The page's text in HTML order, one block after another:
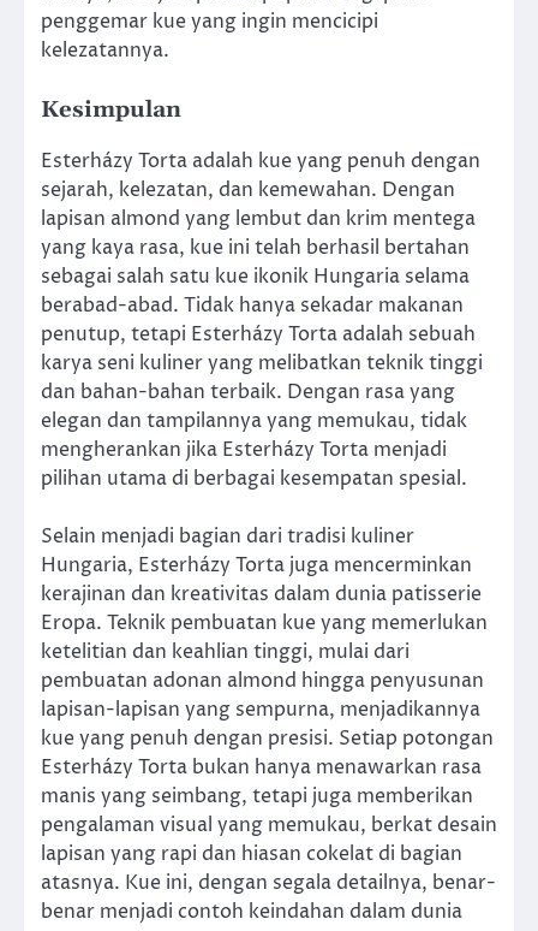
penggemar kue yang ingin mencicipi
kelezatannya.
Kesimpulan
Esterházy Torta adalah kue yang penuh dengan
sejarah, kelezatan, dan kemewahan. Dengan
lapisan almond yang lembut dan krim mentega
yang kaya rasa, kue ini telah berhasil bertahan
sebagai salah satu kue ikonik Hungaria selama
berabad-abad. Tidak hanya sekadar makanan
penutup, tetapi Esterházy Torta adalah sebuah
karya seni kuliner yang melibatkan teknik tinggi
dan bahan-bahan terbaik. Dengan rasa yang
elegan dan tampilannya yang memukau, tidak
mengherankan jika Esterházy Torta menjadi
pilihan utama di berbagai kesempatan spesial.
Selain menjadi bagian dari tradisi kuliner
Hungaria, Esterházy Torta juga mencerminkan
kerajinan dan kreativitas dalam dunia patisserie
Eropa. Teknik pembuatan kue yang memerlukan
ketelitian dan keahlian tinggi, mulai dari
pembuatan adonan almond hingga penyusunan
lapisan-lapisan yang sempurna, menjadikannya
kue yang penuh dengan presisi. Setiap potongan
Esterházy Torta bukan hanya menawarkan rasa
manis yang seimbang, tetapi juga memberikan
pengalaman visual yang memukau, berkat desain
lapisan yang rapi dan hiasan cokelat di bagian
atasnya. Kue ini, dengan segala detailnya, benar-
benar menjadi contoh keindahan dalam dunia